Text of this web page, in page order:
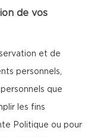
de vos
et de
personnels,
que
les fins
Politique ou pour